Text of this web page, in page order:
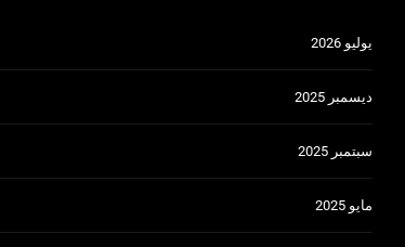
يوليو 2026
ديسمبر 2025
سبتمبر 2025
مايو 2025